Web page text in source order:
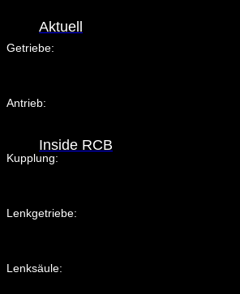
Aktuell
Inside RCB
Getriebe:
Antrieb:
Kupplung:
Lenkgetriebe:
Lenksäule: